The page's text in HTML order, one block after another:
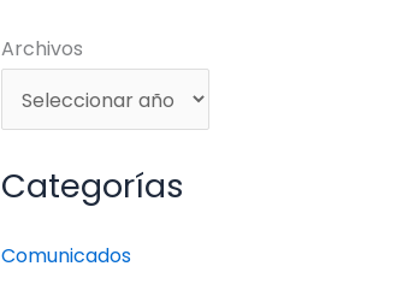
Archivos
Categorías
Comunicados